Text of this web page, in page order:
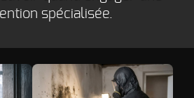
Odeur de
Restauration -
Odeur de
Tabac
CONTACT
spécialisée.